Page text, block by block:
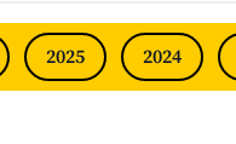
2025 2024